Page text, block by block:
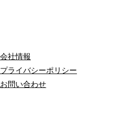
会社情報
プライバシーポリシー
お問い合わせ